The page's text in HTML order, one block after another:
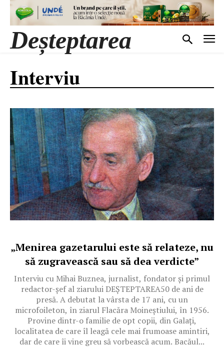
Deșteptarea
Interviu
„Menirea gazetarului este să relateze, nu
să zugravească sau să dea verdicte”
Interviu cu Mihai Buznea, jurnalist, fondator și primul
redactor-șef al ziarului DEȘTEPTAREA50 de ani de
presă. A debutat la vârsta de 17 ani, cu un
microfoileton, în ziarul Flacăra Moineștiului, în 1956.
Provine dintr-o familie de opt copii, din Galați,
localitatea de care îl leagă cele mai frumoase amintiri,
dar de care îi vine greu să vorbească acum. Bacăul...